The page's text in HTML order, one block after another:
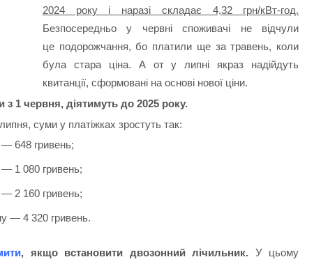
2024 року і наразі складає 4,32 грн/кВт-год.
Безпосередньо у червні споживачі не відчули
це подорожчання, бо платили ще за травень, коли
була стара ціна. А от у липні якраз надійдуть
квитанції, сформовані на основі нової ціни.
з 1 червня, діятимуть до 2025 року.
суми у платіжках зростуть так:
— 648 гривень;
— 1 080 гривень;
— 2 160 гривень;
— 4 320 гривень.
, якщо встановити двозонний лічильник. У цьому